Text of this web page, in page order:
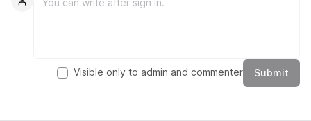
Anonymous
Visible only to admin and commenter Submit